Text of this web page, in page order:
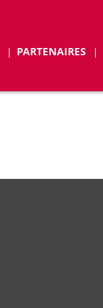
PARTENAIRES